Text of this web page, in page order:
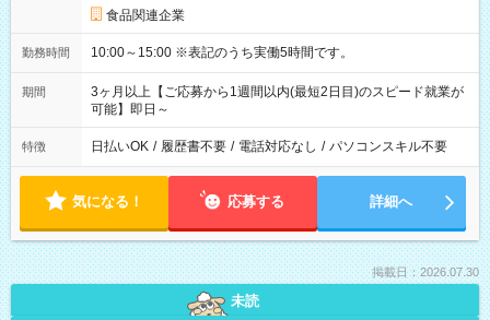
食品関連企業
勤務時間 10:00～15:00 ※表記のうち実働5時間です。
期間
3ヶ月以上【ご応募から1週間以内(最短2日目)のスピード就業が
可能】即日～
特徴 日払いOK / 履歴書不要 / 電話対応なし / パソコンスキル不要
気になる！ 応募する 詳細へ
掲載日：2026.07.30
未読